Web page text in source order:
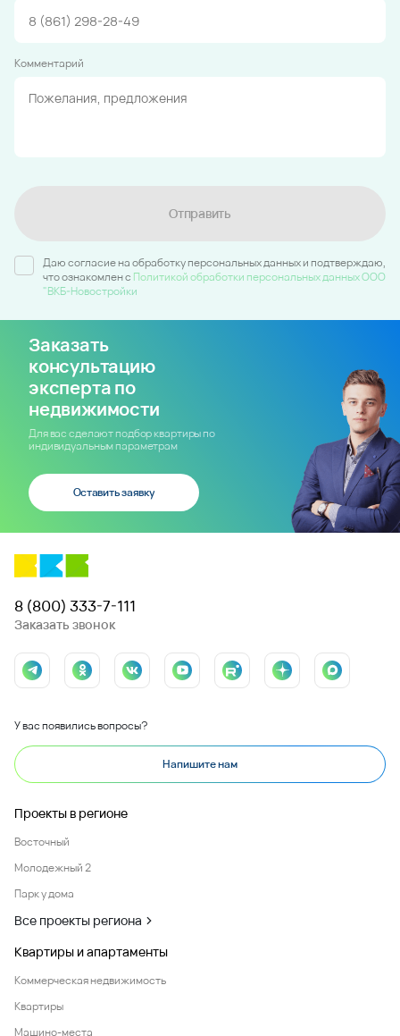
Комментарий
Отправить
Даю согласие на обработку персональных данных и подтверждаю,
что ознакомлен c Политикой обработки персональных данных ООО
"ВКБ-Новостройки
Заказать
консультацию
эксперта по
недвижимости
Для вас сделают подбор квартиры по
индивидуальным параметрам
Оставить заявку
8 (800) 333-7-111
Заказать звонок
У вас появились вопросы?
Напишите нам
Проекты в регионе
Восточный
Молодежный 2
Парк у дома
Все проекты региона
Квартиры и апартаменты
Коммерческая недвижимость
Квартиры
Машино-места